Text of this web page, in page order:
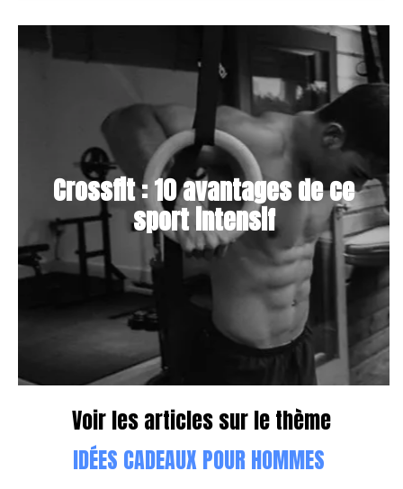
Crossfit : 10 avantages de ce
sport intensif
Voir les articles sur le thème
IDÉES CADEAUX POUR HOMMES